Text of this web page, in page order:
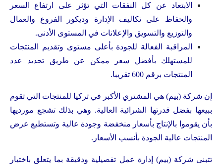
الابتعاد عن كل النفقات التي تؤثر على ارتفاع السعر
والحفاظ على تكاليف الإدارة وديكور الفروع والعمال
والتوزيع والتسويق والإعلانات في المستوى الأدنى.
المراقبة الفعالة للجودة بأعلى مستوى وتقديم المنتجات
للمستهلك بأفضل سعر ممكن عن طريق تحديد عدد
المنتجات برقم 600 تقريبا.
إن شركة (بيم) هي المشتري الأكبر في تركيا للمنتجات التي تقوم
ببيعها بفضل قدرتها الشرائية العالية. وهي بذلك تشجع مورديها
بأن يقوموا بالإنتاج بأسعار منخفضة وجودة عالية وتستطيع عرض
المنتجات عالية الجودة بأنسب الأسعار.
تتبنى شركة (بيم) إدارة عمل تفصيلية ودقيقة بما يتعلق باختيار